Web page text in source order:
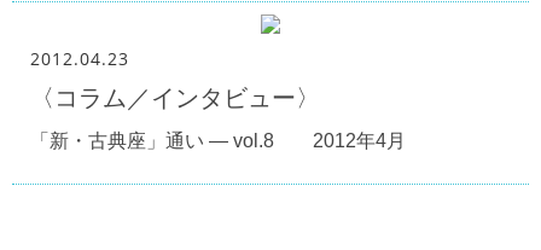
2012.04.23
〈コラム／インタビュー〉
「新・古典座」通い — vol.8 2012年4月